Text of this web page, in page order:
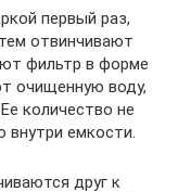
первый раз,
отвинчивают
фильтр в форме
очищенную воду,
количество не
внутри емкости.
друг к